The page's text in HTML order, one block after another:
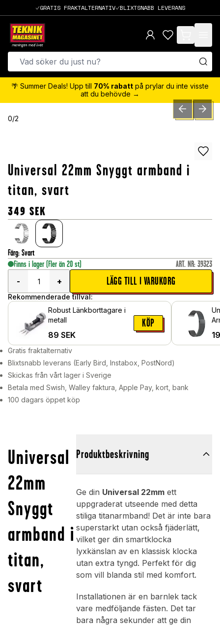
GRATIS FRAKTALTERNATIV BLIXTSNABB LEVERANS
items in cart,
🌴 Summer Deals! Upp till 70% rabatt på prylar du inte visste
att du behövde →
0/2 PREVIOUSNEXT
Universal 22mm Snyggt armband i
titan, svart
349 SEK
Färg: Svart
Finns i lager (Fler än 20 st) ART. NR: 39323
-
+ LÄGG TILL I VARUKORG
Rekommenderade tillval:
Robust Länkborttagare i
metall
89 SEK
KÖP
Gratis fraktalternativ
Blixtsnabb leverans (Early Bird, Instabox, PostNord)
Skickas från vårt lager i Sverige
Betala med Swish, Walley faktura, Apple Pay, kort, bank
100 dagars öppet köp
Universal
22mm
Snyggt
armband i
titan,
svart
Produktbeskrivning
Ge din Universal 22mmett
uppgraderat utseende med detta
stiliga titanarmband! Det är inte bara
superstarkt utan också fjäderlätt,
vilket ger din smartklocka
lyxkänslan av en klassisk klocka
utan extra tyngd. Perfekt för dig
som vill blanda stil med komfort.
Installationen är en barnlek tack
vare medföljande fästen. Det tar
bara några sekunder att ge din